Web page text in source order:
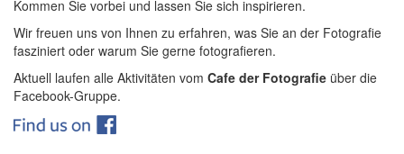
Kommen Sie vorbei und lassen Sie sich inspirieren.
Wir freuen uns von Ihnen zu erfahren, was Sie an der Fotografie
fasziniert oder warum Sie gerne fotografieren.
Aktuell laufen alle Aktivitäten vom Cafe der Fotografie über die
Facebook-Gruppe.